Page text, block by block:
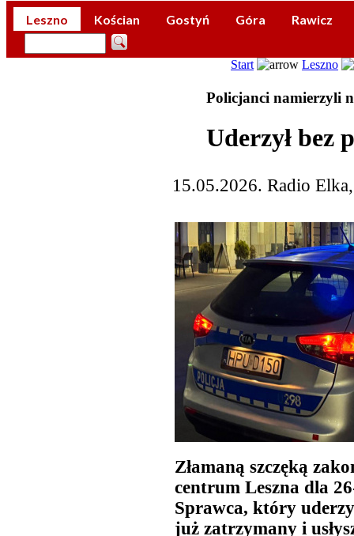
Leszno Kościan Gostyń Góra Rawicz
Start Leszno
Policjanci namierzyli
Uderzył bez
15.05.2026. Radio
Złamaną szczęką
centrum Leszna dla
Sprawca, który
już zatrzymany i